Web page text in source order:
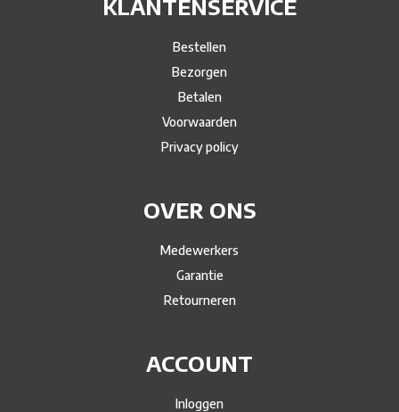
KLANTENSERVICE
Bestellen
Bezorgen
Betalen
Voorwaarden
Privacy policy
OVER ONS
Medewerkers
Garantie
Retourneren
ACCOUNT
Inloggen